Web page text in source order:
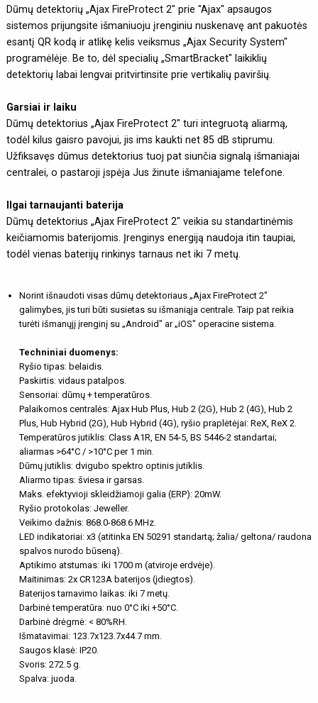
Dūmų detektorių „Ajax FireProtect 2" prie "Ajax" apsaugos
sistemos prijungsite išmaniuoju įrenginiu nuskenavę ant pakuotės
esantį QR kodą ir atlikę kelis veiksmus „Ajax Security System"
programėlėje. Be to, dėl specialių „SmartBracket" laikiklių
detektorių labai lengvai pritvirtinsite prie vertikalių paviršių.
Garsiai ir laiku
Dūmų detektorius „Ajax FireProtect 2" turi integruotą aliarmą,
todėl kilus gaisro pavojui, jis ims kaukti net 85 dB stiprumu.
Užfiksavęs dūmus detektorius tuoj pat siunčia signalą išmaniajai
centralei, o pastaroji įspėja Jus žinute išmaniajame telefone.
Ilgai tarnaujanti baterija
Dūmų detektorius „Ajax FireProtect 2" veikia su standartinėmis
keičiamomis baterijomis. Įrenginys energiją naudoja itin taupiai,
todėl vienas baterijų rinkinys tarnaus net iki 7 metų.
Norint išnaudoti visas dūmų detektoriaus „Ajax FireProtect 2"
galimybes, jis turi būti susietas su išmaniąja centrale. Taip pat reikia
turėti išmanųjį įrenginį su „Android" ar „iOS" operacine sistema.
Techniniai duomenys:
Ryšio tipas: belaidis.
Paskirtis: vidaus patalpos.
Sensoriai: dūmų + temperatūros.
Palaikomos centralės: Ajax Hub Plus, Hub 2 (2G), Hub 2 (4G), Hub 2
Plus, Hub Hybrid (2G), Hub Hybrid (4G), ryšio praplėtėjai: ReX, ReX 2.
Temperatūros jutiklis: Class A1R, EN 54-5, BS 5446-2 standartai;
aliarmas >64°C / >10°C per 1 min.
Dūmų jutiklis: dvigubo spektro optinis jutiklis.
Aliarmo tipas: šviesa ir garsas.
Maks. efektyvioji skleidžiamoji galia (ERP): 20mW.
Ryšio protokolas: Jeweller.
Veikimo dažnis: 868.0-868.6 MHz.
LED indikatoriai: x3 (atitinka EN 50291 standartą; žalia/ geltona/ raudona
spalvos nurodo būseną).
Aptikimo atstumas: iki 1700 m (atviroje erdvėje).
Maitinimas: 2x CR123A baterijos (įdiegtos).
Baterijos tarnavimo laikas: iki 7 metų.
Darbinė temperatūra: nuo 0°C iki +50°C.
Darbinė drėgmė: < 80%RH.
Išmatavimai: 123.7x123.7x44.7 mm.
Saugos klasė: IP20.
Svoris: 272.5 g.
Spalva: juoda.